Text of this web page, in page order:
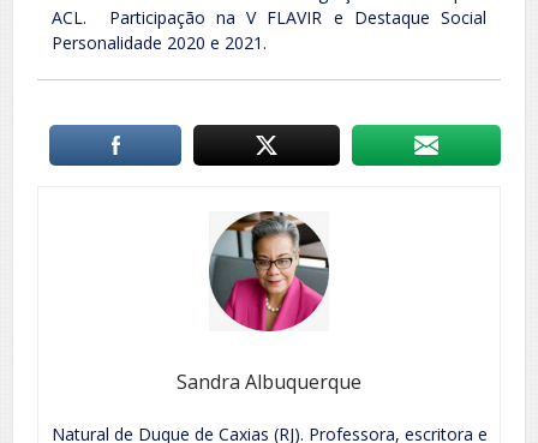
ACL. Participação na V FLAVIR e Destaque Social
Personalidade 2020 e 2021.
Sandra Albuquerque
Natural de Duque de Caxias (RJ). Professora, escritora e